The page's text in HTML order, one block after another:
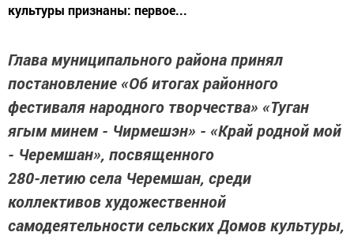
культуры признаны: первое...
Глава муниципального района принял
постановление «Об итогах районного
фестиваля народного творчества» «Туган
ягым минем - Чирмешэн» - «Край родной мой
- Черемшан», посвященного
280-летию села Черемшан, среди
коллективов художественной
самодеятельности сельских Домов культуры,